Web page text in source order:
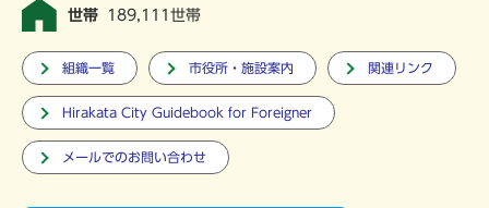
世帯 189,111世帯
組織一覧 市役所・施設案内 関連リンク
Hirakata City Guidebook for Foreigner
メールでのお問い合わせ